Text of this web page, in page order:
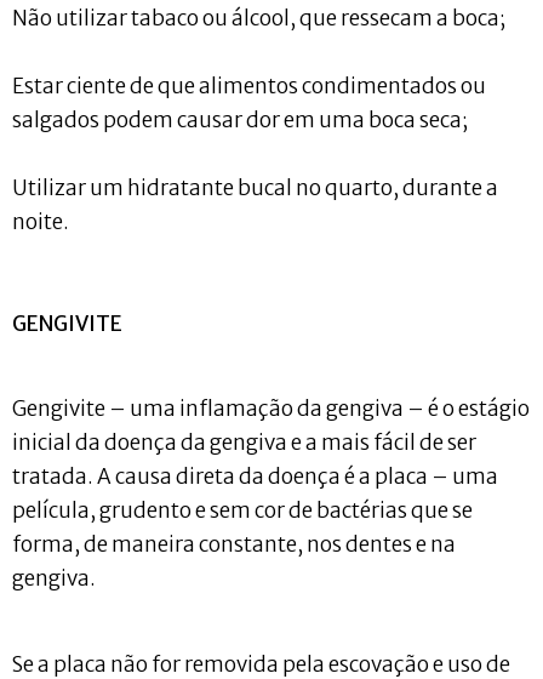
Não utilizar tabaco ou álcool, que ressecam a boca;
Estar ciente de que alimentos condimentados ou
salgados podem causar dor em uma boca seca;
Utilizar um hidratante bucal no quarto, durante a
noite.
GENGIVITE
Gengivite – uma inflamação da gengiva – é o estágio
inicial da doença da gengiva e a mais fácil de ser
tratada. A causa direta da doença é a placa – uma
película, grudento e sem cor de bactérias que se
forma, de maneira constante, nos dentes e na
gengiva.
Se a placa não for removida pela escovação e uso de